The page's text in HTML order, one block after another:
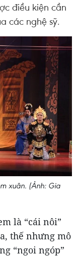
điều kiện cần
các nghệ sỹ.
xuân. (Ảnh: Gia
là “cái nôi”
thế nhưng mô
“ngoi ngóp”